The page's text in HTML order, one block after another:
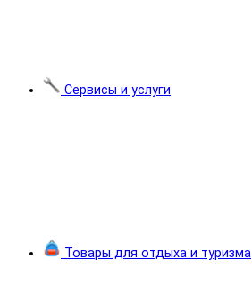
Сервисы и услуги
Товары для отдыха и туризма